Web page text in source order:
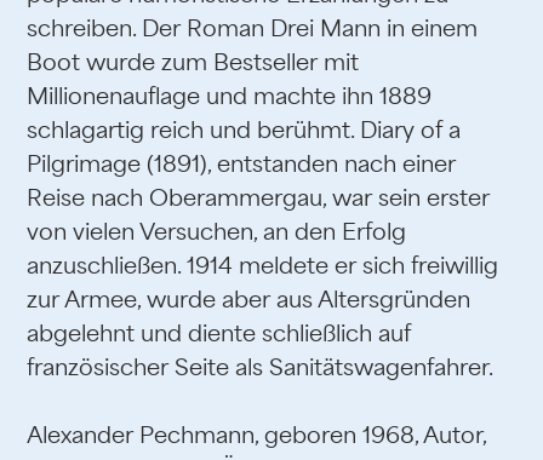
schreiben. Der Roman Drei Mann in einem
Boot wurde zum Bestseller mit
Millionenauflage und machte ihn 1889
schlagartig reich und berühmt. Diary of a
Pilgrimage (1891), entstanden nach einer
Reise nach Oberammergau, war sein erster
von vielen Versuchen, an den Erfolg
anzuschließen. 1914 meldete er sich freiwillig
zur Armee, wurde aber aus Altersgründen
abgelehnt und diente schließlich auf
französischer Seite als Sanitätswagenfahrer.
Alexander Pechmann, geboren 1968, Autor,